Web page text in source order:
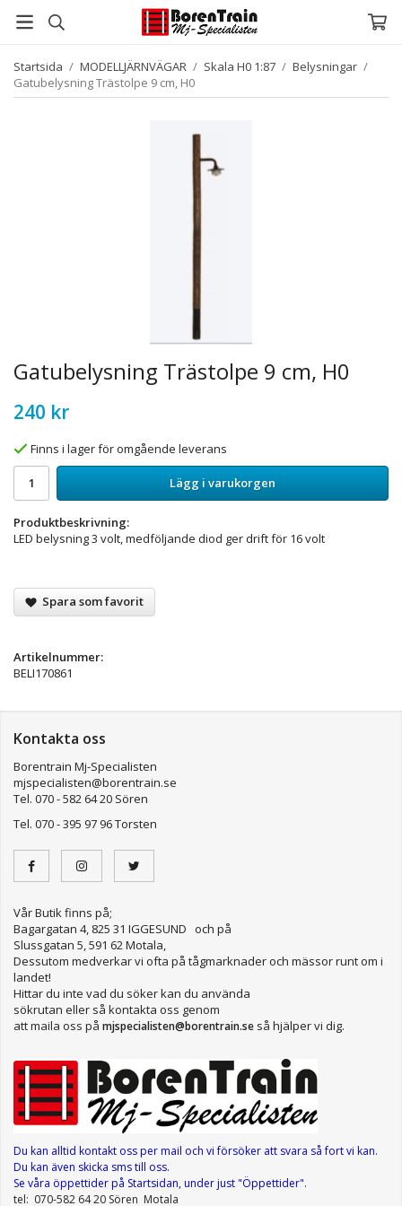
Startsida / MODELLJÄRNVÄGAR / Skala H0 1:87 / Belysningar /
Gatubelysning Trästolpe 9 cm, H0
Gatubelysning Trästolpe 9 cm, H0
240 kr
Finns i lager för omgående leverans
Lägg i varukorgen
Produktbeskrivning:
LED belysning 3 volt, medföljande diod ger drift för 16 volt
Spara som favorit
Artikelnummer:
BELI170861
Kontakta oss
Borentrain Mj-Specialisten
mjspecialisten@borentrain.se
Tel. 070 - 582 64 20 Sören
Tel. 070 - 395 97 96 Torsten
Vår Butik finns på;
Bagargatan 4, 825 31 IGGESUND och på
Slussgatan 5, 591 62 Motala,
Dessutom medverkar vi ofta på tågmarknader och mässor runt om i
landet!
Hittar du inte vad du söker kan du använda
sökrutan eller så kontakta oss genom
att maila oss på mjspecialisten@borentrain.se så hjälper vi dig.
Du kan alltid kontakt oss per mail och vi försöker att svara så fort vi kan.
Du kan även skicka sms till oss.
Se våra öppettiderpå Startsidan, under just "Öppettider".
tel: 070-582 64 20 Sören Motala